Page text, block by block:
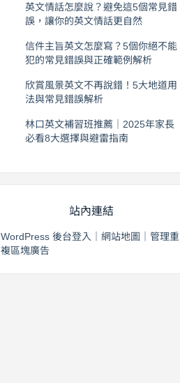
英文情話怎麼說？避免這5個常見錯
誤，讓你的英文情話更自然
信件主旨英文怎麼寫？5個你絕不能
犯的常見錯誤與正確範例解析
欣賞風景英文不再說錯！5大地道用
法與常見錯誤解析
林口英文補習班推薦｜2025年家長
必看8大選擇與避雷指南
站內連結
WordPress 後台登入 網站地圖
管理重
複區塊廣告